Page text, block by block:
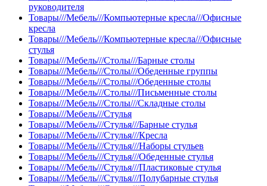
руководителя
Товары///Мебель///Компьютерные кресла///Офисные
кресла
Товары///Мебель///Компьютерные кресла///Офисные
стулья
Товары///Мебель///Столы///Барные столы
Товары///Мебель///Столы///Обеденные группы
Товары///Мебель///Столы///Обеденные столы
Товары///Мебель///Столы///Письменные столы
Товары///Мебель///Столы///Складные столы
Товары///Мебель///Стулья
Товары///Мебель///Стулья///Барные стулья
Товары///Мебель///Стулья///Кресла
Товары///Мебель///Стулья///Наборы стульев
Товары///Мебель///Стулья///Обеденные стулья
Товары///Мебель///Стулья///Пластиковые стулья
Товары///Мебель///Стулья///Полубарные стулья